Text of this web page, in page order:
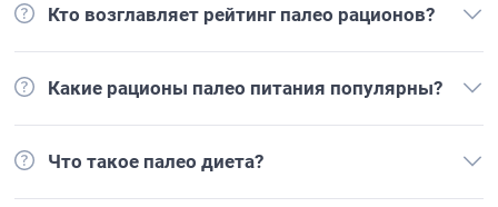
Кто возглавляет рейтинг палео рационов?
Какие рационы палео питания популярны?
Что такое палео диета?